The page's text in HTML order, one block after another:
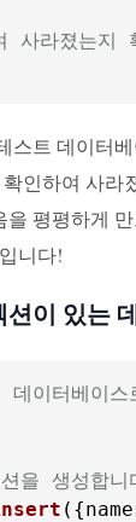
라졌는지
스트 데이터
인하여 사라
평평하게
니다!
이 있는
터베이스
을 생성합니
({name